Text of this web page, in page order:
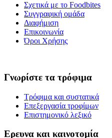
Σχετικά με το Foodbites
Συγγραφική ομάδα
Διαφήμιση
Επικοινωνία
Όροι Χρήσης
Γνωρίστε τα τρόφιμα
Τρόφιμα και συστατικά
Επεξεργασία τροφίμων
Επιστημονικό λεξικό
Ερευνα και καινοτομία